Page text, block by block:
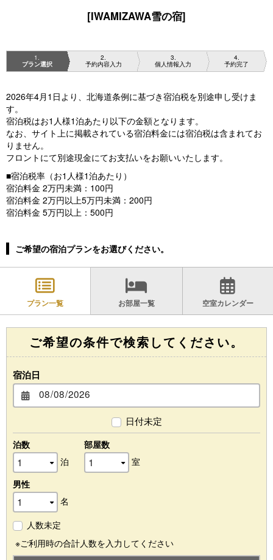
[IWAMIZAWA雪の宿]
1
プラン選択
2
予約内容入力
3
個人情報入力
4
予約完了
2026年4月1日より、北海道条例に基づき宿泊税を別途申し受けま
す。
宿泊税はお1人様1泊あたり以下の金額となります。
なお、サイト上に掲載されている宿泊料金には宿泊税は含まれてお
りません。
フロントにて別途現金にてお支払いをお願いいたします。
■宿泊税率（お1人様1泊あたり）
宿泊料金 2万円未満：100円
宿泊料金 2万円以上5万円未満：200円
宿泊料金 5万円以上：500円
ご希望の宿泊プランをお選びください。
プラン一覧 お部屋一覧 空室カレンダー
ご希望の条件で検索してください。
宿泊日
日付未定
泊数
泊
部屋数
室
男性
名
人数未定
※ご利用時の合計人数を入力してください